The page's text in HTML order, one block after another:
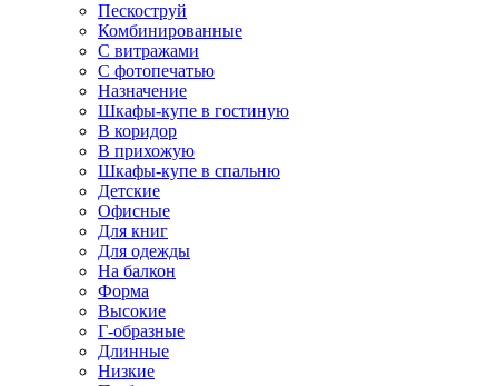
Пескоструй
Комбинированные
С витражами
С фотопечатью
Назначение
Шкафы-купе в гостиную
В коридор
В прихожую
Шкафы-купе в спальню
Детские
Офисные
Для книг
Для одежды
На балкон
Форма
Высокие
Г-образные
Длинные
Низкие